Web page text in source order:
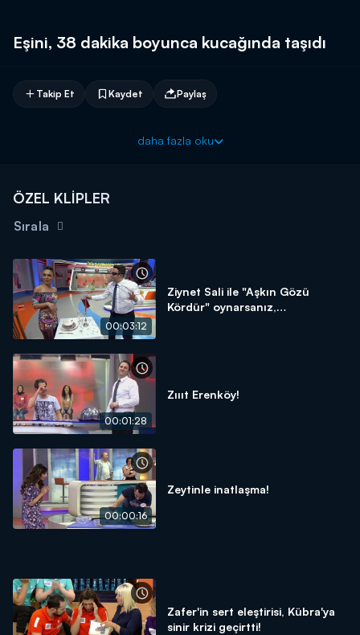
Eşini, 38 dakika boyunca kucağında taşıdı
Takip Et Kaydet Paylaş
daha fazla oku
ÖZEL KLİPLER
Sırala
00:03:12
Ziynet Sali ile "Aşkın Gözü
Kördür" oynarsanız,
00:01:28
Zıııt Erenköy!
00:00:16
Zeytinle inatlaşma!
Zafer'in sert eleştirisi, Kübra'ya
sinir krizi geçirtti!